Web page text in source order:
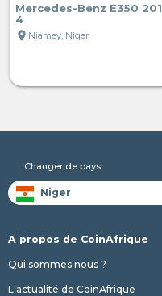
Mercedes-Benz E350 201
4
location_on Niamey, Niger
Changer de pays
A propos de CoinAfrique
Qui sommes nous ?
L'actualité de CoinAfrique